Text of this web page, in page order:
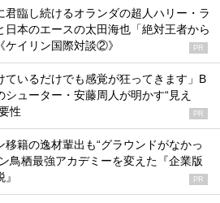
君臨し続けるオランダの超人ハリー・ラ
日本のエースの太田海也「絶対王者から
ケイリン国際対談②》
PR
ているだけでも感覚が狂ってきます」B
シューター・安藤周人が明かす“見え
性
PR
移籍の逸材輩出も“グラウンドがなかっ
鳥栖最強アカデミーを変えた『企業版
PR